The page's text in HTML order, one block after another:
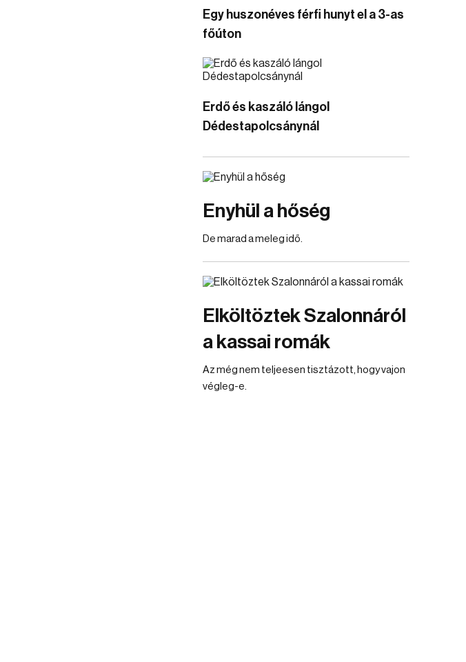
Egy huszonéves férfi hunyt el a 3-as
főúton
Erdő és kaszáló lángol
Dédestapolcsánynál
Enyhül a hőség
De marad a meleg idő.
Elköltöztek Szalonnáról
a kassai romák
Az még nem teljeesen tisztázott, hogy vajon
végleg-e.